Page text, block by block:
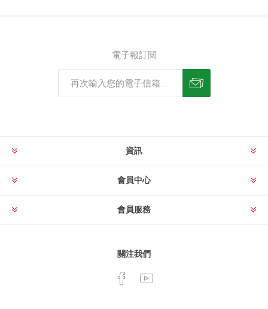
電子報訂閱
資訊
會員中心
會員服務
關注我們